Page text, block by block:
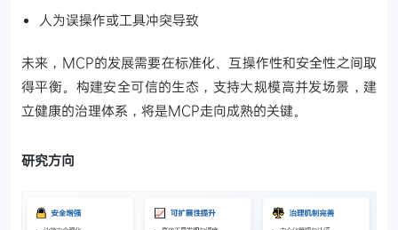
人为误操作或工具冲突导致
未来，MCP的发展需要在标准化、互操作性和安全性之间取
得平衡。构建安全可信的生态，支持大规模高并发场景，建
立健康的治理体系，将是MCP走向成熟的关键。
研究方向